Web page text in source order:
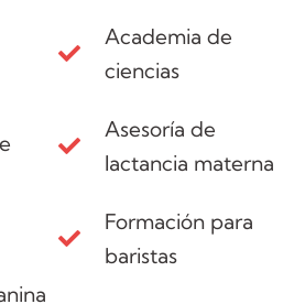
Academia de
ciencias
Asesoría de
lactancia materna
Formación para
baristas